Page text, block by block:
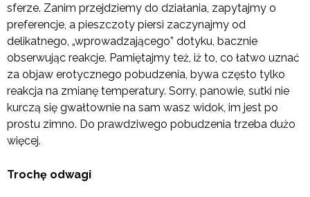
sferze. Zanim przejdziemy do działania, zapytajmy o
preferencje, a pieszczoty piersi zaczynajmy od
delikatnego, „wprowadzającego” dotyku, bacznie
obserwując reakcje. Pamiętajmy też, iż to, co łatwo uznać
za objaw erotycznego pobudzenia, bywa często tylko
reakcja na zmianę temperatury. Sorry, panowie, sutki nie
kurczą się gwałtownie na sam wasz widok, im jest po
prostu zimno. Do prawdziwego pobudzenia trzeba dużo
więcej.
Trochę odwagi